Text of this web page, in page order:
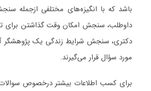
باشد که با انگیزه‌های مختلفی ازجمله
داوطلب، سنجش امکان وقت گذاشتن برای
دکتری، سنجش شرایط زندگی یک پژوهشگر
مورد سؤال قرار می‌گیرند.
برای کسب اطلاعات بیشتر درخصوص